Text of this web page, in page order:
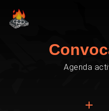
Agenda